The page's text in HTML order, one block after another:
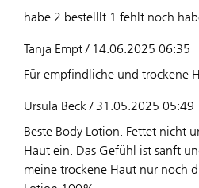
habe 2 bestelllt 1 fehlt noch
Tanja Empt / 14.06.2025 06:35
Für empfindliche und trockene
Ursula Beck / 31.05.2025 05:49
Beste Body Lotion. Fettet nicht
Haut ein. Das Gefühl ist sanft
meine trockene Haut nur noch